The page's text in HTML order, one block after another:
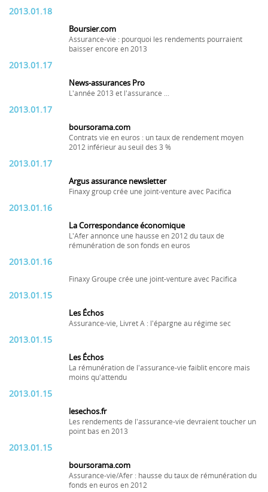
2013.01.18
Boursier.com
Assurance-vie : pourquoi les rendements pourraient
baisser encore en 2013
2013.01.17
News-assurances Pro
L'année 2013 et l'assurance ...
2013.01.17
boursorama.com
Contrats vie en euros : un taux de rendement moyen
2012 inférieur au seuil des 3 %
2013.01.17
Argus assurance newsletter
Finaxy group crée une joint-venture avec Pacifica
2013.01.16
La Correspondance économique
L'Afer annonce une hausse en 2012 du taux de
rémunération de son fonds en euros
2013.01.16
Finaxy Groupe crée une joint-venture avec Pacifica
2013.01.15
Les Échos
Assurance-vie, Livret A : l'épargne au régime sec
2013.01.15
Les Échos
La rémunération de l'assurance-vie faiblit encore mais
moins qu'attendu
2013.01.15
lesechos.fr
Les rendements de l'assurance-vie devraient toucher un
point bas en 2013
2013.01.15
boursorama.com
Assurance-vie/Afer : hausse du taux de rémunération du
fonds en euros en 2012